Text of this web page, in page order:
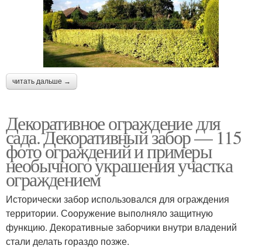
читать дальше →
Декоративное ограждение для
сада. Декоративный забор — 115
фото ограждений и примеры
необычного украшения участка
ограждением
Исторически забор использовался для ограждения
территории. Сооружение выполняло защитную
функцию. Декоративные заборчики внутри владений
стали делать гораздо позже.